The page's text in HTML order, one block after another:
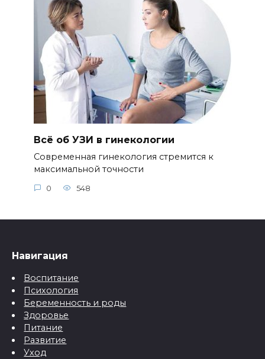
Всё об УЗИ в гинекологии
Современная гинекология стремится к
максимальной точности
0 548
Навигация
Воспитание
Психология
Беременность и роды
Здоровье
Питание
Развитие
Уход